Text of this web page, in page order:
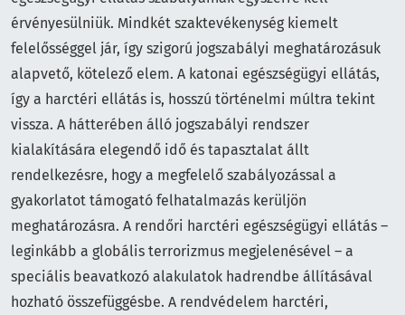
érvényesülniük. Mindkét szaktevékenység kiemelt
felelősséggel jár, így szigorú jogszabályi meghatározásuk
alapvető, kötelező elem. A katonai egészségügyi ellátás,
így a harctéri ellátás is, hosszú történelmi múltra tekint
vissza. A hátterében álló jogszabályi rendszer
kialakítására elegendő idő és tapasztalat állt
rendelkezésre, hogy a megfelelő szabályozással a
gyakorlatot támogató felhatalmazás kerüljön
meghatározásra. A rendőri harctéri egészségügyi ellátás –
leginkább a globális terrorizmus megjelenésével – a
speciális beavatkozó alakulatok hadrendbe állításával
hozható összefüggésbe. A rendvédelem harctéri,